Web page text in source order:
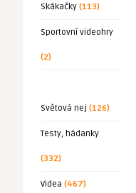
Skákačky (113)
Sportovní videohry
(2)
Světová nej (126)
Testy, hádanky
(332)
Videa (467)